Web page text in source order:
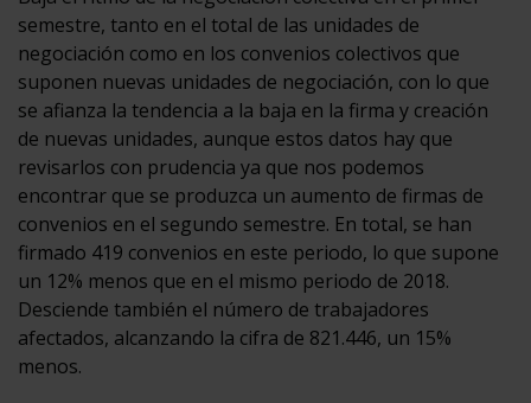
semestre, tanto en el total de las unidades de
negociación como en los convenios colectivos que
suponen nuevas unidades de negociación, con lo que
se afianza la tendencia a la baja en la firma y creación
de nuevas unidades, aunque estos datos hay que
revisarlos con prudencia ya que nos podemos
encontrar que se produzca un aumento de firmas de
convenios en el segundo semestre. En total, se han
firmado 419 convenios en este periodo, lo que supone
un 12% menos que en el mismo periodo de 2018.
Desciende también el número de trabajadores
afectados, alcanzando la cifra de 821.446, un 15%
menos.